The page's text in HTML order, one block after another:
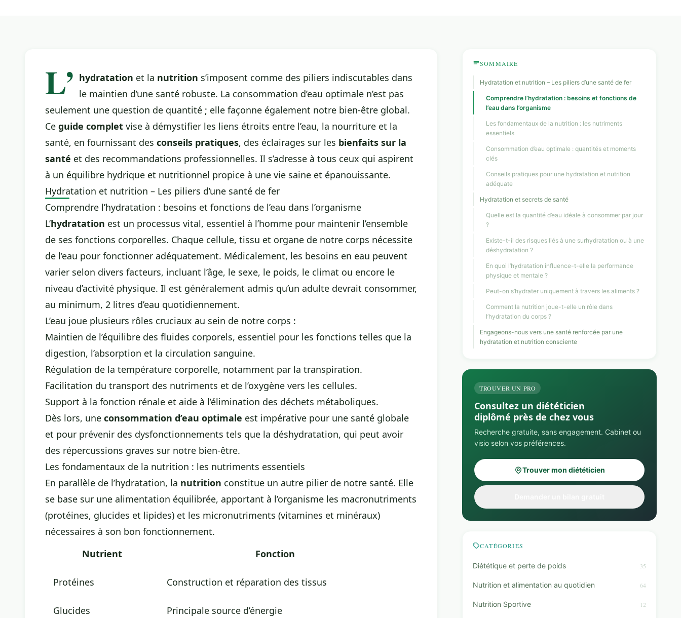
L’ hydratation et la nutrition s’imposent comme des piliers indiscutables dans
le maintien d’une santé robuste. La consommation d’eau optimale n’est pas
seulement une question de quantité ; elle façonne également notre bien-être global.
Ce guide complet vise à démystifier les liens étroits entre l’eau, la nourriture et la
santé, en fournissant des conseils pratiques, des éclairages sur les bienfaits sur la
santé et des recommandations professionnelles. Il s’adresse à tous ceux qui aspirent
à un équilibre hydrique et nutritionnel propice à une vie saine et épanouissante.
Hydratation et nutrition – Les piliers d’une santé de fer
Comprendre l’hydratation : besoins et fonctions de l’eau dans l’organisme
L’hydratation est un processus vital, essentiel à l’homme pour maintenir l’ensemble
de ses fonctions corporelles. Chaque cellule, tissu et organe de notre corps nécessite
de l’eau pour fonctionner adéquatement. Médicalement, les besoins en eau peuvent
varier selon divers facteurs, incluant l’âge, le sexe, le poids, le climat ou encore le
niveau d’activité physique. Il est généralement admis qu’un adulte devrait consommer,
au minimum, 2 litres d’eau quotidiennement.
L’eau joue plusieurs rôles cruciaux au sein de notre corps :
Maintien de l’équilibre des fluides corporels, essentiel pour les fonctions telles que la
digestion, l’absorption et la circulation sanguine.
Régulation de la température corporelle, notamment par la transpiration.
Facilitation du transport des nutriments et de l’oxygène vers les cellules.
Support à la fonction rénale et aide à l’élimination des déchets métaboliques.
Dès lors, une consommation d’eau optimale est impérative pour une santé globale
et pour prévenir des dysfonctionnements tels que la déshydratation, qui peut avoir
des répercussions graves sur notre bien-être.
Les fondamentaux de la nutrition : les nutriments essentiels
En parallèle de l’hydratation, la nutrition constitue un autre pilier de notre santé. Elle
se base sur une alimentation équilibrée, apportant à l’organisme les macronutriments
(protéines, glucides et lipides) et les micronutriments (vitamines et minéraux)
nécessaires à son bon fonctionnement.
Nutrient
Fonction
Protéines Construction et réparation des tissus
Glucides Principale source d’énergie
SOMMAIRE
Hydratation et nutrition – Les piliers d’une santé de fer
Comprendre l’hydratation : besoins et fonctions de
l’eau dans l’organisme
Les fondamentaux de la nutrition : les nutriments
essentiels
Consommation d’eau optimale : quantités et moments
clés
Conseils pratiques pour une hydratation et nutrition
adéquate
Hydratation et secrets de santé
Quelle est la quantité d’eau idéale à consommer par jour
?
Existe-t-il des risques liés à une surhydratation ou à une
déshydratation ?
En quoi l’hydratation influence-t-elle la performance
physique et mentale ?
Peut-on s’hydrater uniquement à travers les aliments ?
Comment la nutrition joue-t-elle un rôle dans
l’hydratation du corps ?
Engageons-nous vers une santé renforcée par une
hydratation et nutrition consciente
TROUVER UN PRO
Consultez un diététicien
diplômé près de chez vous
Recherche gratuite, sans engagement. Cabinet ou
visio selon vos préférences.
Trouver mon diététicien
CATÉGORIES
Diététique et perte de poids 35
Nutrition et alimentation au quotidien 64
Nutrition Sportive 12